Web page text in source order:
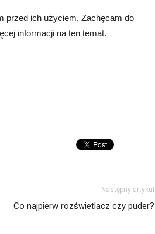
przed ich użyciem. Zachęcam do
informacji na ten temat.
Następny artykuł
Co najpierw rozświetlacz czy puder?